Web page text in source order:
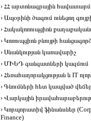
› ՀՀ արտոնագրային
› Ապօրինի ծագում ունեցող
› Հակակոռուպցիոն
› Կոռուպցիոն բնույթի
› Սնանկության կառավարիչ
› ՄԻԵԴ գանգատների կազմում
› Հեռահաղորակցության և IT
› Գնումների հետ կապված
› Վարկային
› Կորպորատիվ ֆինանսներ
Finance)